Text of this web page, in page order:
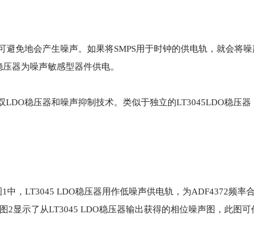
免地会产生噪声。如果将SMPS用于时钟的供电轨，就会将
器为噪声敏感型器件供电。
稳压器和噪声抑制技术。类似于独立的LT3045LDO稳压器
，LT3045 LDO稳压器用作低噪声供电轨，为ADF4372频率
2显示了从LT3045 LDO稳压器输出获得的相位噪声图，此图